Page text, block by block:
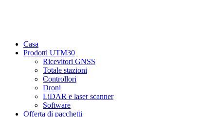
Casa
Prodotti UTM30
Ricevitori GNSS
Totale stazioni
Controllori
Droni
LiDAR e laser scanner
Software
Offerta di pacchetti